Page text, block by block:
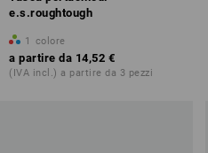
e.s.roughtough
1 colore
a partire da 14,52 €
(IVA incl.) a partire da 3 pezzi